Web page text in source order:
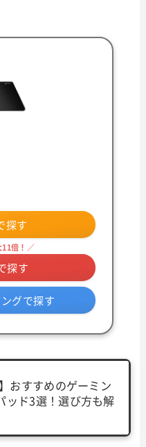
探す
倍！／
探す
グで探す
おすすめのゲーミン
ッド3選！選び方も解